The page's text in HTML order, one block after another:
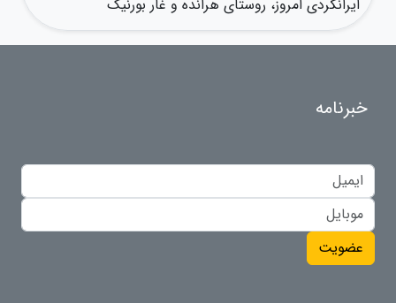
ایرانگردی امروز، روستای هرانده و غار بورنیک
خبرنامه
عضویت